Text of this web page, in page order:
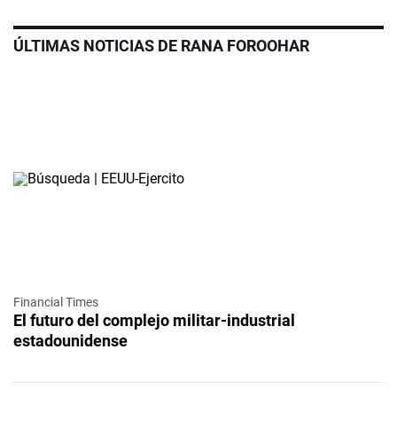
ÚLTIMAS NOTICIAS DE RANA FOROOHAR
Financial Times
El futuro del complejo militar-industrial
estadounidense